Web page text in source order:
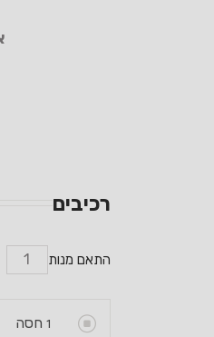
רכיבים
התאם מנות
1 חסה